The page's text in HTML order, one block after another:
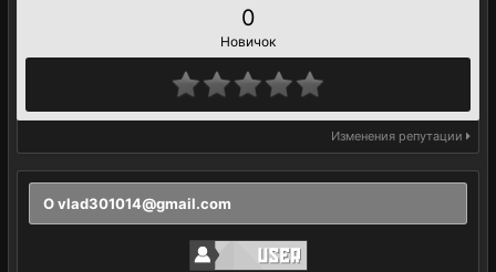
0
Новичок
Изменения репутации
О vlad301014@gmail.com